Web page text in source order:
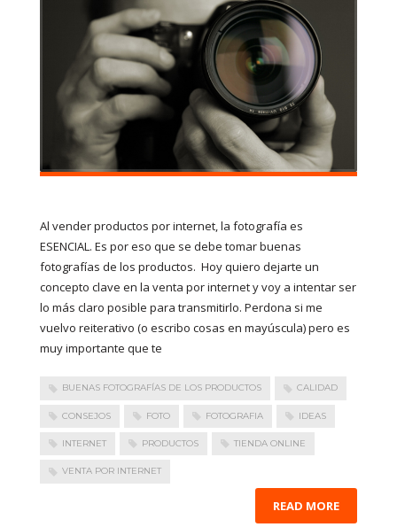
Al vender productos por internet, la fotografía es
ESENCIAL. Es por eso que se debe tomar buenas
fotografías de los productos. Hoy quiero dejarte un
concepto clave en la venta por internet y voy a intentar ser
lo más claro posible para transmitirlo. Perdona si me
vuelvo reiterativo (o escribo cosas en mayúscula) pero es
muy importante que te
BUENAS FOTOGRAFÍAS DE LOS PRODUCTOS CALIDAD
CONSEJOS FOTO FOTOGRAFIA IDEAS
INTERNET PRODUCTOS TIENDA ONLINE
VENTA POR INTERNET
READ MORE